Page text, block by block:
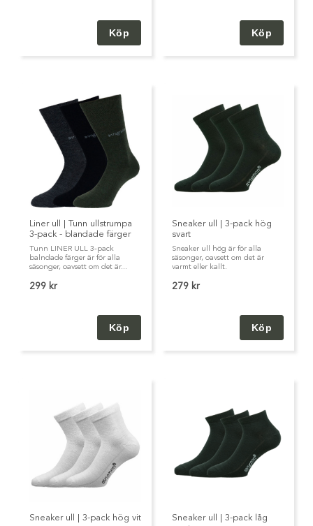
Liner ull | Tunn ullstrumpa
3-pack - blandade färger
Tunn LINER ULL 3-pack
balndade färger är för alla
säsonger, oavsett om det är...
299 kr
Sneaker ull | 3-pack hög
svart
Sneaker ull hög är för alla
säsonger, oavsett om det är
varmt eller kallt.
279 kr
Sneaker ull | 3-pack hög vit
Sneaker ull | 3-pack låg